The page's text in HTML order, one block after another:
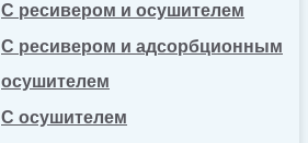
С ресивером и осушителем
С ресивером и адсорбционным
осушителем
С осушителем